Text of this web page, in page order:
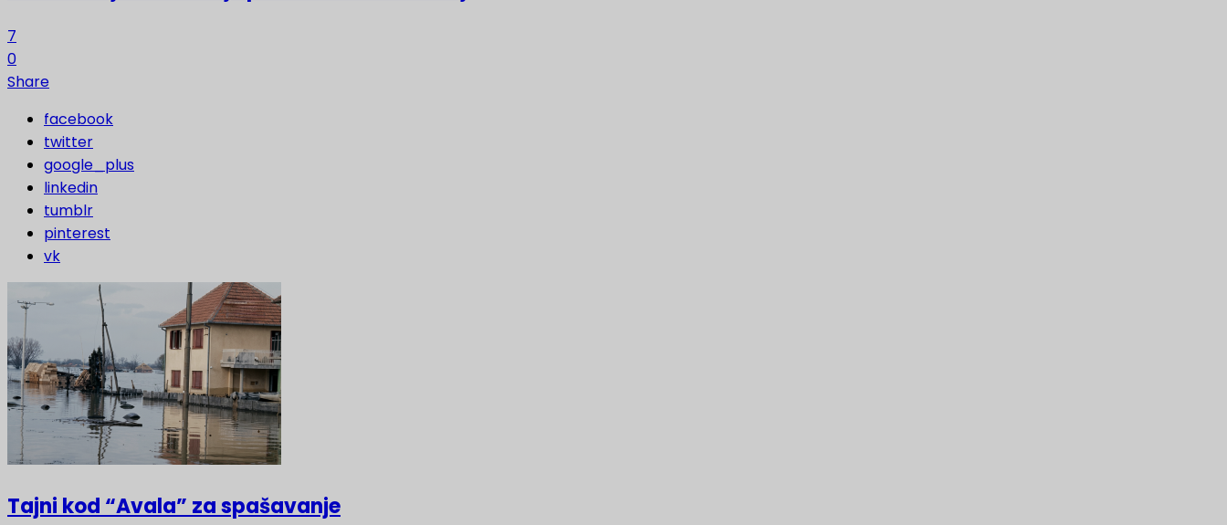
7
0
Share
facebook
twitter
google_plus
linkedin
tumblr
pinterest
vk
Tajni kod “Avala” za spašavanje